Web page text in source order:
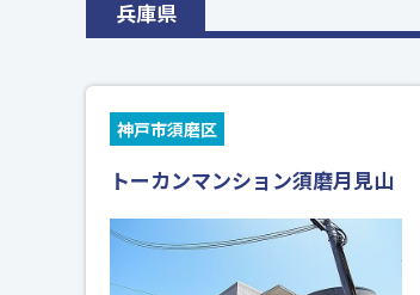
兵庫県
神戸市須磨区
トーカンマンション須磨月見山